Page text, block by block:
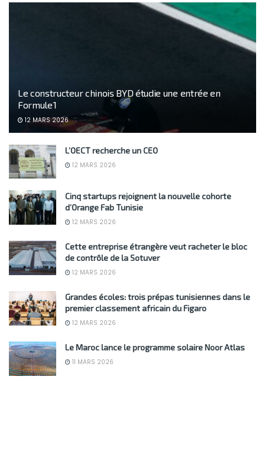
Le constructeur chinois BYD étudie une entrée en
Formule 1
12 MARS 2026
L’OECT recherche un CEO
12 MARS 2026
Cinq startups rejoignent la nouvelle cohorte
d’Orange Fab Tunisie
12 MARS 2026
Cette entreprise étrangère veut racheter le bloc
de contrôle de la Sotuver
12 MARS 2026
Grandes écoles: trois prépas tunisiennes dans le
premier classement africain du Figaro
12 MARS 2026
Le Maroc lance le programme solaire Noor Atlas
11 MARS 2026